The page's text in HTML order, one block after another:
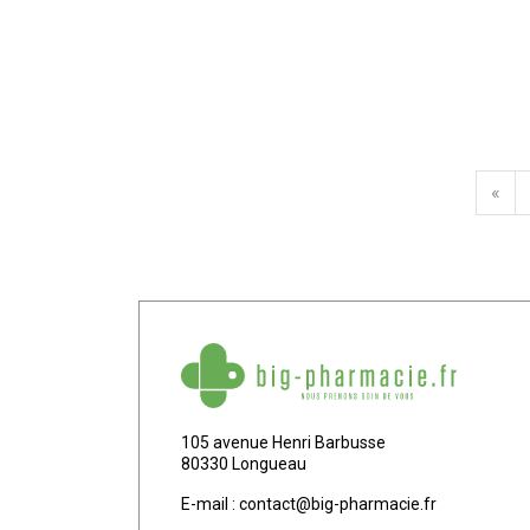
«
105 avenue Henri Barbusse
80330 Longueau
E-mail : contact@big-pharmacie.fr